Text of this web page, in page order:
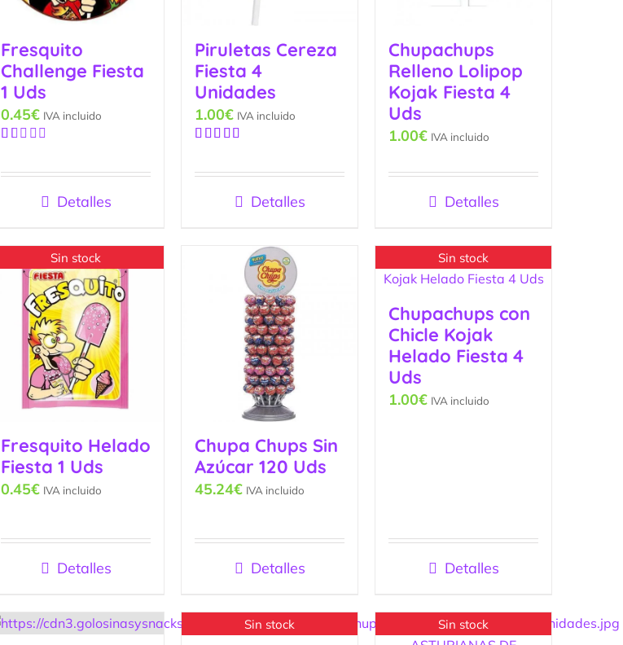
Fresquito
Challenge Fiesta
1 Uds
1.00
0.45€ IVA incluido
Detalles
Piruletas Cereza
Fiesta 4
Unidades
de 5
1.00€ IVA incluido
Detalles
Chupachups
Relleno Lolipop
Kojak Fiesta 4
Uds
1.00€ IVA incluido
Detalles
Sin stock
Fresquito Helado
Fiesta 1 Uds
0.45€ IVA incluido
Detalles
Chupa Chups Sin
Azúcar 120 Uds
45.24€ IVA incluido
Detalles
Sin stock
Chupachups con
Chicle Kojak
Helado Fiesta 4
Uds
1.00€ IVA incluido
Detalles
Sin stock Sin stock